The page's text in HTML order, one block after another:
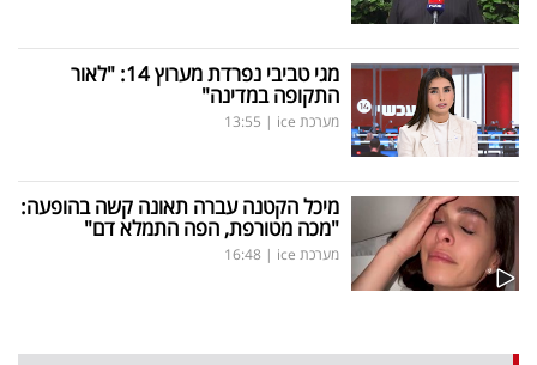
מגי טביבי נפרדת מערוץ 14: "לאור
התקופה במדינה"
מערכת ice |
13:55
מיכל הקטנה עברה תאונה קשה בהופעה:
"מכה מטורפת, הפה התמלא דם"
מערכת ice |
16:48